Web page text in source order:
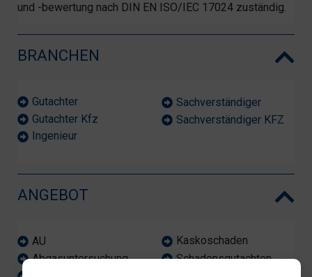
und -bewertung nach DIN EN ISO/IEC 17024 zuständig.
BRANCHEN
Gutachter
Gutachter Kfz
Ingenieur
Sachverständiger
Sachverständiger KFZ
ANGEBOT
AU
Abgasuntersuchung
Kaskoschaden
Schadensgutachten